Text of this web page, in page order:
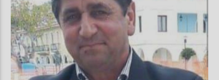
Current track
ΟΞΥΓΟΝΟ
ΓΙΩΤΑ ΝΕΓΚΑ